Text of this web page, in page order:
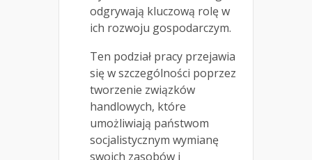
odgrywają kluczową rolę w
ich rozwoju gospodarczym.
Ten podział pracy przejawia
się w szczególności poprzez
tworzenie związków
handlowych, które
umożliwiają państwom
socjalistycznym wymianę
swoich zasobów i